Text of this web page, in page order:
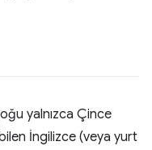
yalnızca Çince
İngilizce (veya yurt